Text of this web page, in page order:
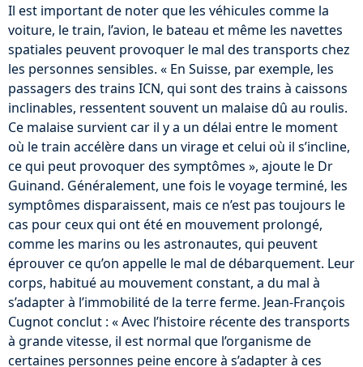
Il est important de noter que les véhicules comme la
voiture, le train, l’avion, le bateau et même les navettes
spatiales peuvent provoquer le mal des transports chez
les personnes sensibles. « En Suisse, par exemple, les
passagers des trains ICN, qui sont des trains à caissons
inclinables, ressentent souvent un malaise dû au roulis.
Ce malaise survient car il y a un délai entre le moment
où le train accélère dans un virage et celui où il s’incline,
ce qui peut provoquer des symptômes », ajoute le Dr
Guinand. Généralement, une fois le voyage terminé, les
symptômes disparaissent, mais ce n’est pas toujours le
cas pour ceux qui ont été en mouvement prolongé,
comme les marins ou les astronautes, qui peuvent
éprouver ce qu’on appelle le mal de débarquement. Leur
corps, habitué au mouvement constant, a du mal à
s’adapter à l’immobilité de la terre ferme. Jean-François
Cugnot conclut : « Avec l’histoire récente des transports
à grande vitesse, il est normal que l’organisme de
certaines personnes peine encore à s’adapter à ces